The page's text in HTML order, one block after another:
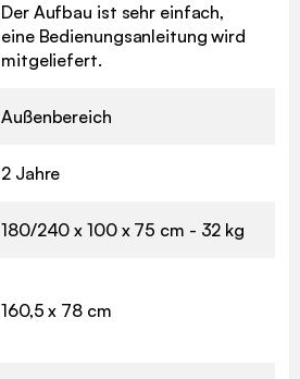
Der Aufbau ist sehr einfach,
eine Bedienungsanleitung wird
mitgeliefert.
Außenbereich
2 Jahre
180/240 x 100 x 75 cm - 32 kg
160,5 x 78 cm